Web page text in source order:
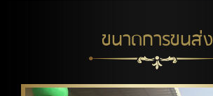
ขนาดการขนส่ง